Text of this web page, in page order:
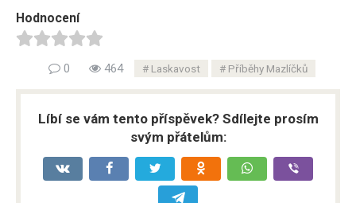
Hodnocení
0 464 Laskavost Příběhy Mazlíčků
Líbí se vám tento příspěvek? Sdílejte prosím
svým přátelům: